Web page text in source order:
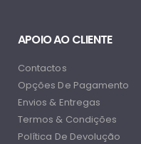
APOIO AO CLIENTE
Contactos
Opções De Pagamento
Envios & Entregas
Termos & Condições
Política De Devolução